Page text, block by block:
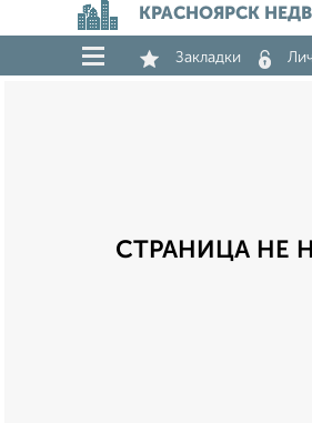
КРАСНОЯРСК
Закладки
СТРАНИЦА НЕ